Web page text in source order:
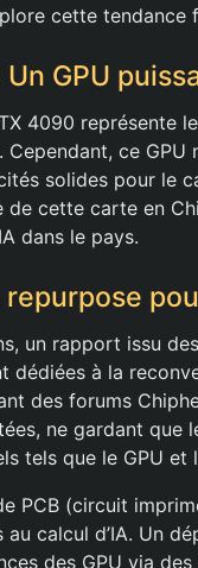
cette tendance
GPU
4090 représente
Cependant, ce
solides pour le
de cette carte en
dans le pays.
un rapport issu
dédiées à la
des forums
ne gardant que
tels que le GPU et
PCB (circuit
calcul d’IA. Un
des GPU via